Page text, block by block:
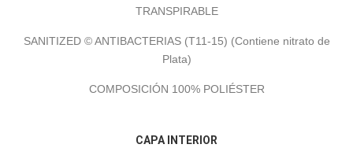
TRANSPIRABLE
SANITIZED © ANTIBACTERIAS (T11-15) (Contiene nitrato de
Plata)
COMPOSICIÓN 100% POLIÉSTER
CAPA INTERIOR